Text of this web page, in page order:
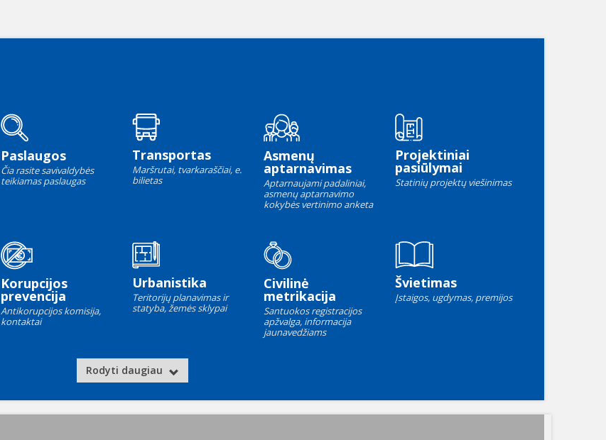
Paslaugos
Čia rasite savivaldybės
teikiamas paslaugas
Transportas
Maršrutai, tvarkaraščiai, e.
bilietas
Asmenų
aptarnavimas
Aptarnaujami padaliniai,
asmenų aptarnavimo
kokybės vertinimo anketa
Projektiniai
pasiūlymai
Statinių projektų viešinimas
Korupcijos
prevencija
Antikorupcijos komisija,
kontaktai
Urbanistika
Teritorijų planavimas ir
statyba, žemės sklypai
Civilinė
metrikacija
Santuokos registracijos
apžvalga, informacija
jaunavedžiams
Švietimas
Įstaigos, ugdymas, premijos
Rodyti daugiau